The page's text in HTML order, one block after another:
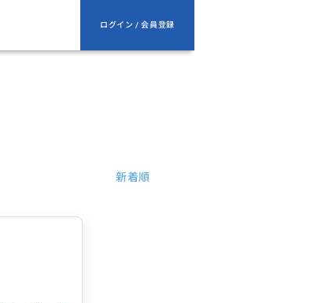
ログイン / 会員登録
新着順